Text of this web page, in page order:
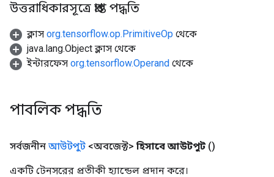
উত্তরাধিকারসূত্রে প্রাপ্ত পদ্ধতি
ক্লাস org.tensorflow.op.PrimitiveOp থেকে
java.lang.Object ক্লাস থেকে
ইন্টারফেস org.tensorflow.Operand থেকে
পাবলিক পদ্ধতি
সর্বজনীন আউটপুট <অবজেক্ট> হিসাবে আউটপুট ()
একটি টেনসরের প্রতীকী হ্যান্ডেল প্রদান করে।